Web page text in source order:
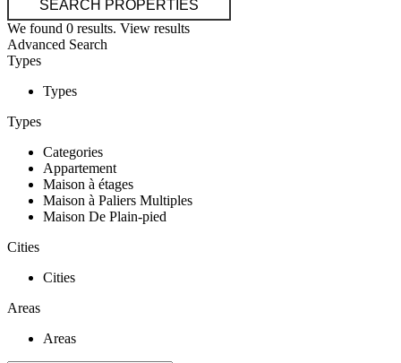
We found 0 results. View results
Advanced Search
Types
Types
Types
Categories
Appartement
Maison à étages
Maison à Paliers Multiples
Maison De Plain-pied
Cities
Cities
Areas
Areas